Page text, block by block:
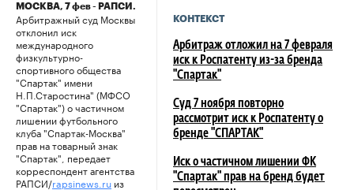
КОНТЕКСТ
Арбитраж отложил на 7 февраля
иск к Роспатенту из-за бренда
"Спартак"
Суд 7 ноября повторно
рассмотрит иск к Роспатенту о
бренде "СПАРТАК"
Иск о частичном лишении ФК
"Спартак" прав на бренд будет
МОСКВА, 7 фев - РАПСИ.
Арбитражный суд Москвы
отклонил иск
международного
физкультурно-
спортивного общества
"Спартак" имени
Н.П.Старостина" (МФСО
"Спартак") о частичном
лишении футбольного
клуба "Спартак-Москва"
прав на товарный знак
"Спартак", передает
корреспондент агентства
РАПСИ/rapsinews.ru из